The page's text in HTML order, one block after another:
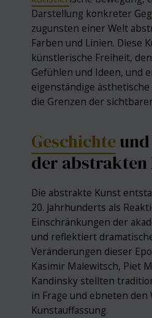
Darstellung konkreter
zugunsten einer Welt
Farben und Linien. Diese
künstlerische Freiheit,
Gefühlen und Ideen, und
eigenständige
die Grenzen der
Geschichte
der abstrakten
Die abstrakte Kunst
20. Jahrhunderts als
Einschränkungen der
und reflektiert
Veränderungen dieser
Kasimir Malewitsch, Piet
Kandinsky stellten
in Frage und ebneten den
Kunstauffassung.